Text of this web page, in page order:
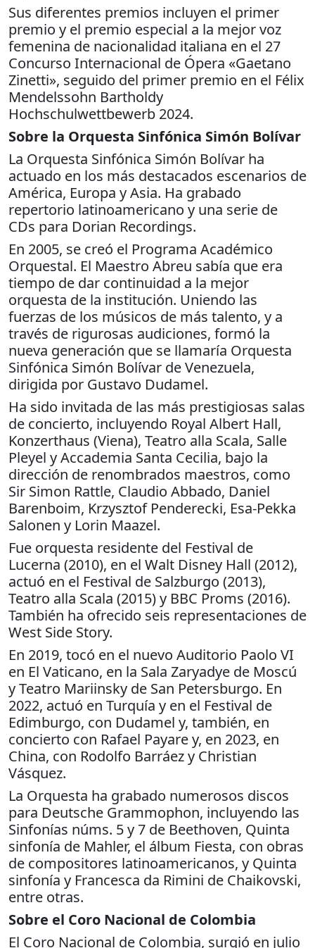
Sus diferentes premios incluyen el primer
premio y el premio especial a la mejor voz
femenina de nacionalidad italiana en el 27
Concurso Internacional de Ópera «Gaetano
Zinetti», seguido del primer premio en el Félix
Mendelssohn Bartholdy
Hochschulwettbewerb 2024.
Sobre la Orquesta Sinfónica Simón Bolívar
La Orquesta Sinfónica Simón Bolívar ha
actuado en los más destacados escenarios de
América, Europa y Asia. Ha grabado
repertorio latinoamericano y una serie de
CDs para Dorian Recordings.
En 2005, se creó el Programa Académico
Orquestal. El Maestro Abreu sabía que era
tiempo de dar continuidad a la mejor
orquesta de la institución. Uniendo las
fuerzas de los músicos de más talento, y a
través de rigurosas audiciones, formó la
nueva generación que se llamaría Orquesta
Sinfónica Simón Bolívar de Venezuela,
dirigida por Gustavo Dudamel.
Ha sido invitada de las más prestigiosas salas
de concierto, incluyendo Royal Albert Hall,
Konzerthaus (Viena), Teatro alla Scala, Salle
Pleyel y Accademia Santa Cecilia, bajo la
dirección de renombrados maestros, como
Sir Simon Rattle, Claudio Abbado, Daniel
Barenboim, Krzysztof Penderecki, Esa-Pekka
Salonen y Lorin Maazel.
Fue orquesta residente del Festival de
Lucerna (2010), en el Walt Disney Hall (2012),
actuó en el Festival de Salzburgo (2013),
Teatro alla Scala (2015) y BBC Proms (2016).
También ha ofrecido seis representaciones de
West Side Story.
En 2019, tocó en el nuevo Auditorio Paolo VI
en El Vaticano, en la Sala Zaryadye de Moscú
y Teatro Mariinsky de San Petersburgo. En
2022, actuó en Turquía y en el Festival de
Edimburgo, con Dudamel y, también, en
concierto con Rafael Payare y, en 2023, en
China, con Rodolfo Barráez y Christian
Vásquez.
La Orquesta ha grabado numerosos discos
para Deutsche Grammophon, incluyendo las
Sinfonías núms. 5 y 7 de Beethoven, Quinta
sinfonía de Mahler, el álbum Fiesta, con obras
de compositores latinoamericanos, y Quinta
sinfonía y Francesca da Rimini de Chaikovski,
entre otras.
Sobre el Coro Nacional de Colombia
El Coro Nacional de Colombia, surgió en julio